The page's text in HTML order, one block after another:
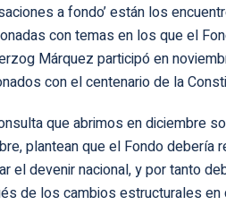
a fondo’ están los
con temas en los que el
Márquez participó en
con el centenario de la
que abrimos en diciembre
plantean que el Fondo debería
el devenir nacional, y por tanto
de los cambios estructurales en